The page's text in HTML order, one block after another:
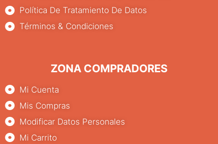
Política De Tratamiento De Datos
Términos & Condiciones
ZONA COMPRADORES
Mi Cuenta
Mis Compras
Modificar Datos Personales
Mi Carrito